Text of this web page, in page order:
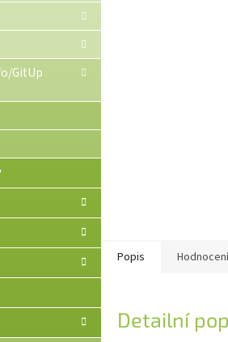
GitUp
Popis Hodnocení
Detailní